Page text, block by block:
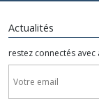
Actualités
restez connectés avec